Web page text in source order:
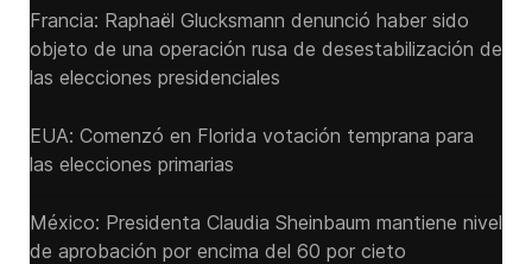
Francia: Raphaël Glucksmann denunció haber sido
objeto de una operación rusa de desestabilización de
las elecciones presidenciales
EUA: Comenzó en Florida votación temprana para
las elecciones primarias
México: Presidenta Claudia Sheinbaum mantiene nivel
de aprobación por encima del 60 por cieto